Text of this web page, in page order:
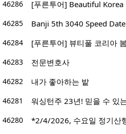
46286
[푸른투어] Beautiful Korea
46285
Banji 5th 3040 Speed
46284
[푸른투어] 뷰티풀 코리아
46283
전문변호사
46282
내가 좋아하는 밭
46281
워싱턴주 23년! 믿을 수 있
46280
*2/4/2026, 수요일 정기산